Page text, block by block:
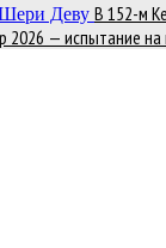
В 152-м
2026 — испытание